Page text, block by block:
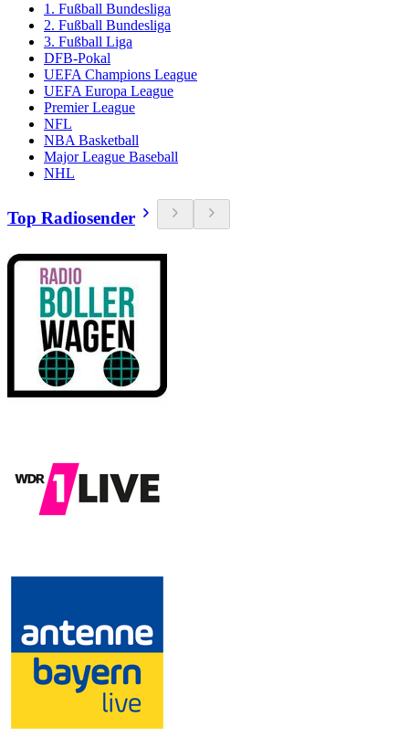
1. Fußball Bundesliga
2. Fußball Bundesliga
3. Fußball Liga
DFB-Pokal
UEFA Champions League
UEFA Europa League
Premier League
NFL
NBA Basketball
Major League Baseball
NHL
Top Radiosender